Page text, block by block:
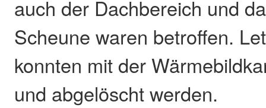
auch der Dachbereich und
Scheune waren betroffen.
konnten mit der
und abgelöscht werden.